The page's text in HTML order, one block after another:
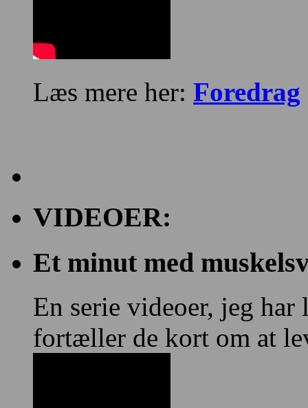
Læs mere her: Foredrag
VIDEOER:
Et minut med
En serie videoer, jeg har
fortæller de kort om at